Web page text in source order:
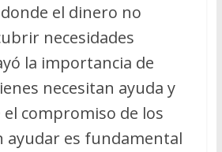
el dinero no
necesidades
la importancia de
necesitan ayuda y
compromiso de los
ayudar es fundamental